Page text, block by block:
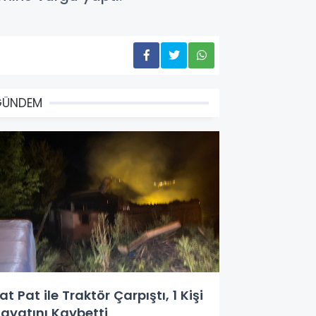
Pat ile Traktör Çarpıştı, 1 Kişi